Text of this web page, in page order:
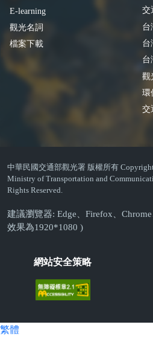
E-learning
觀光名詞
檔案下載
交
台
台
台
觀
環
交
中華民國交通部觀光署 版權所有
Ministry of Transportation and
Rights Reserved.
建議瀏覽器: Edge、Firefox、
效果為1920*1080 )
網站安全策略
繁體